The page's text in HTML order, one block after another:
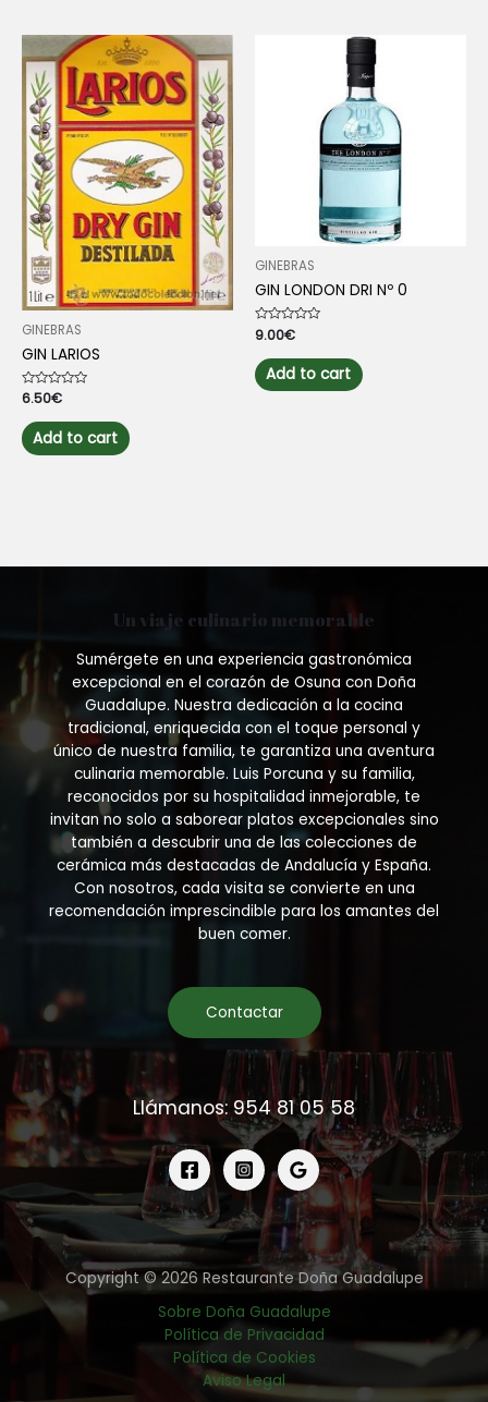
GINEBRAS
GIN LARIOS
Rated
0
out
of
5
6.50€
Add to cart
GINEBRAS
GIN LONDON DRI Nº 0
Rated
0
out
of
5
9.00€
Add to cart
Un viaje culinario memorable
Sumérgete en una experiencia gastronómica
excepcional en el corazón de Osuna con Doña
Guadalupe. Nuestra dedicación a la cocina
tradicional, enriquecida con el toque personal y
único de nuestra familia, te garantiza una aventura
culinaria memorable. Luis Porcuna y su familia,
reconocidos por su hospitalidad inmejorable, te
invitan no solo a saborear platos excepcionales sino
también a descubrir una de las colecciones de
cerámica más destacadas de Andalucía y España.
Con nosotros, cada visita se convierte en una
recomendación imprescindible para los amantes del
buen comer.
Contactar
Llámanos: 954 81 05 58
Copyright © 2026 Restaurante Doña Guadalupe
Sobre Doña Guadalupe
Política de Privacidad
Política de Cookies
Aviso Legal